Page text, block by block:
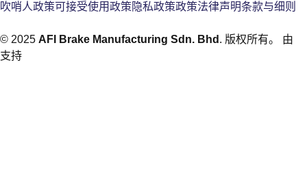
吹哨人政策可接受使用政策 隐私政策政策法律声明条款与细则
© 2025 AFI Brake Manufacturing Sdn. Bhd . 版权所有。 由
支持